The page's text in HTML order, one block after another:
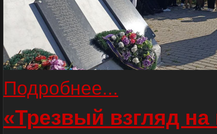
Подробнее...
«Трезвый взгляд на